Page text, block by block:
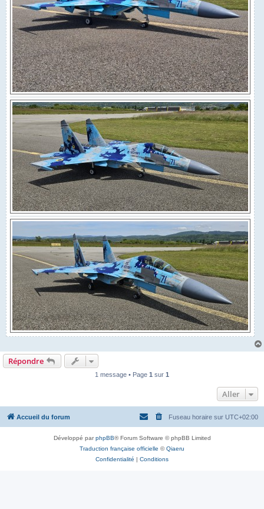
Répondre
1 message • Page 1 sur 1
Aller
Accueil du forum Fuseau horaire sur UTC+02:00
Développé parphpBB® Forum Software © phpBB Limited
Traduction française officielle ©Qiaeru
Confidentialité | Conditions